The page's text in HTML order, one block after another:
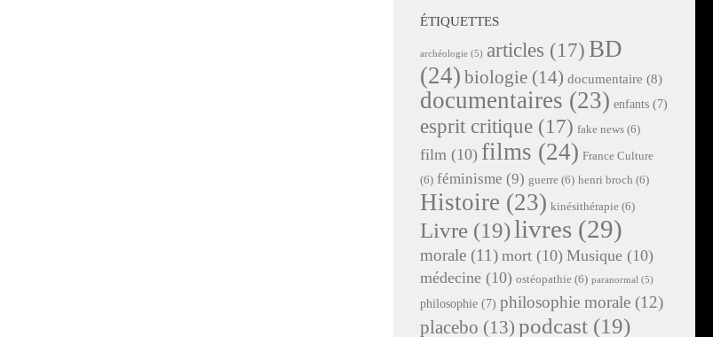
ÉTIQUETTES
archéologie (5) articles (17) BD
(24) biologie (14) documentaire (8)
documentaires (23) enfants (7)
esprit critique (17) fake news (6)
film (10) films (24) France Culture
(6) féminisme (9) guerre (6) henri broch (6)
Histoire (23) kinésithérapie (6)
Livre (19)livres (29)
morale (11) mort (10) Musique (10)
médecine (10) ostéopathie (6) paranormal (5)
philosophie (7) philosophie morale (12)
placebo (13) podcast (19)